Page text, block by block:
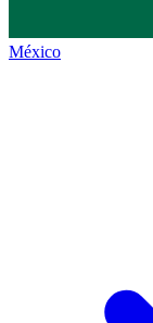
México